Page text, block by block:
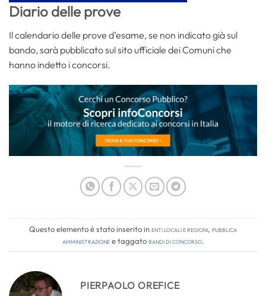
Diario delle prove
Il calendario delle prove d’esame, se non indicato già sul
bando, sarà pubblicato sul sito ufficiale dei Comuni che
hanno indetto i concorsi.
Questo elemento è stato inserito inEnti locali e regioni, Pubblica
amministrazionee taggatobandi di concorso.
PIERPAOLO OREFICE